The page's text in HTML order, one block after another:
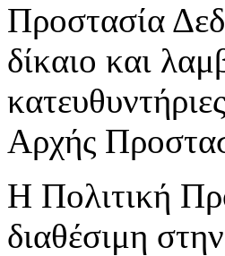
Προστασία
δίκαιο και
Αρχής
Η Πολιτική
διαθέσιμη